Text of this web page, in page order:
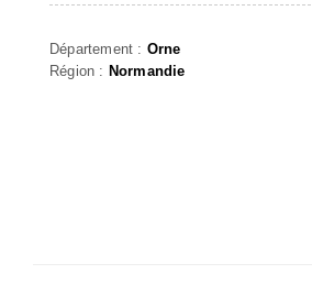
Département : Orne
Région : Normandie